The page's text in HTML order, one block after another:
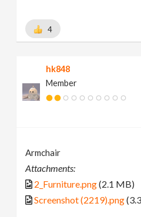
4
hk848
Member
Armchair
Attachments:
2_Furniture.png(2.1 MB)
Screenshot (2219).png